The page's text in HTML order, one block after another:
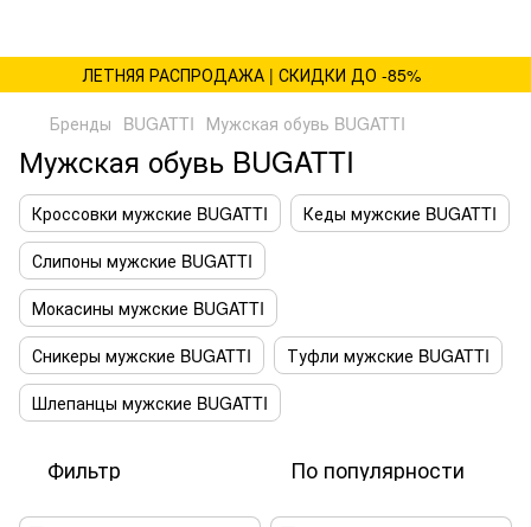
ЛЕТНЯЯ РАСПРОДАЖА | СКИДКИ ДО -85%
Бренды BUGATTI Мужская обувь BUGATTI
Мужская обувь BUGATTI
Кроссовки мужские BUGATTI
Кеды мужские BUGATTI
Слипоны мужские BUGATTI
Мокасины мужские BUGATTI
Сникеры мужские BUGATTI
Туфли мужские BUGATTI
Шлепанцы мужские BUGATTI
Фильтр По популярности